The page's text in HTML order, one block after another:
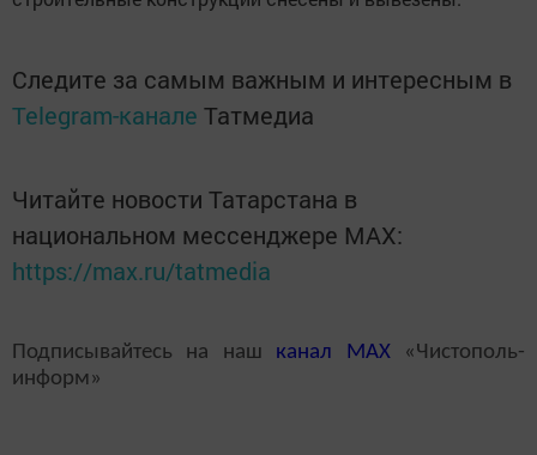
Следите за самым важным и интересным в
Telegram-канале Татмедиа
Читайте новости Татарстана в
национальном мессенджере MАХ:
https://max.ru/tatmedia
Подписывайтесь на наш канал MAX«Чистополь-
информ»